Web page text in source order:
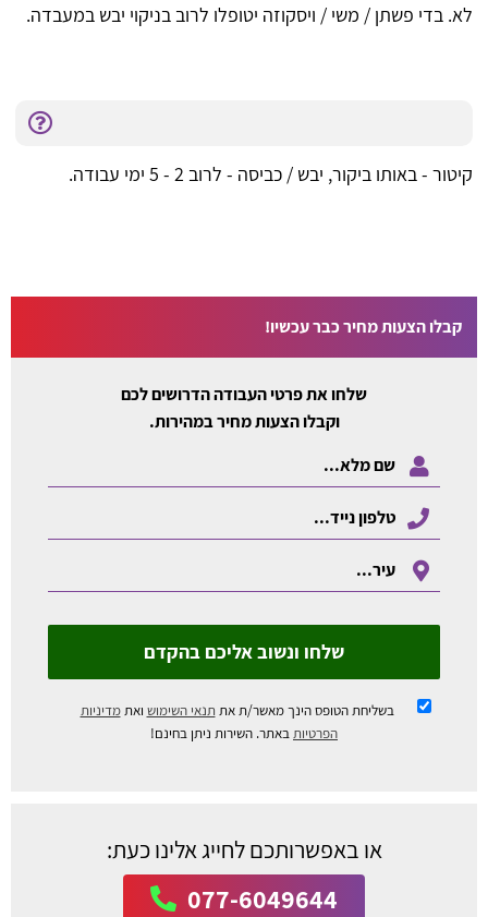
לא. בדי פשתן / משי / ויסקוזה יטופלו לרוב בניקוי יבש במעבדה.
קיטור - באותו ביקור, יבש / כביסה - לרוב 2 - 5 ימי עבודה.
קבלו הצעות מחיר כבר עכשיו!
שלחו את פרטי העבודה הדרושים לכם
וקבלו הצעות מחיר במהירות.
שלחו ונשוב אליכם בהקדם
בשליחת הטופס הינך מאשר/ת את תנאי השימוש ואתמדיניות
הפרטיותבאתר. השירות ניתן בחינם!
או באפשרותכם לחייג אלינו כעת:
077-6049644